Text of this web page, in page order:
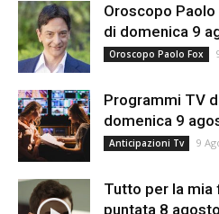
Oroscopo
di domenica 9
Oroscopo Paolo Fox
Programmi TV
domenica 9
Anticipazioni Tv 9
Tutto per la mia
puntata 8